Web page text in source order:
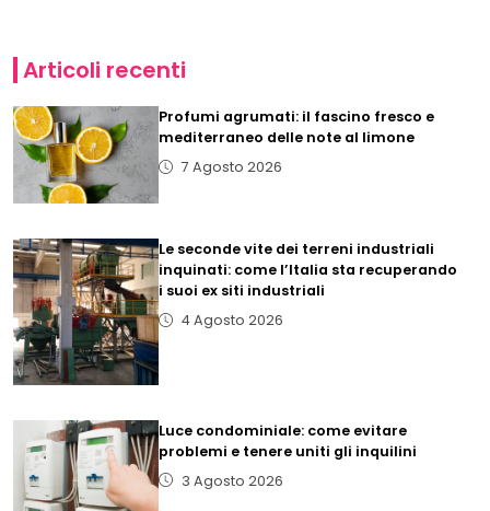
Articoli recenti
Profumi agrumati: il fascino fresco e
mediterraneo delle note al limone
7 Agosto 2026
Le seconde vite dei terreni industriali
inquinati: come l’Italia sta recuperando
i suoi ex siti industriali
4 Agosto 2026
Luce condominiale: come evitare
problemi e tenere uniti gli inquilini
3 Agosto 2026